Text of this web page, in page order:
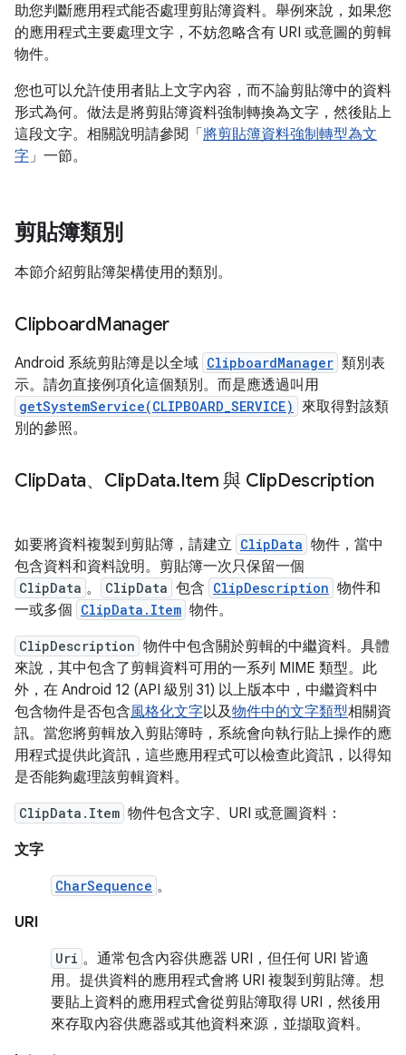
助您判斷應用程式能否處理剪貼簿資料。舉例來說，如果您
的應用程式主要處理文字，不妨忽略含有 URI 或意圖的剪輯
物件。
您也可以允許使用者貼上文字內容，而不論剪貼簿中的資料
形式為何。做法是將剪貼簿資料強制轉換為文字，然後貼上
這段文字。相關說明請參閱「 將剪貼簿資料強制轉型為文
字」一節。
剪貼簿類別
本節介紹剪貼簿架構使用的類別。
ClipboardManager
Android 系統剪貼簿是以全域 ClipboardManager 類別表
示。請勿直接例項化這個類別。而是應透過叫用
getSystemService(CLIPBOARD_SERVICE) 來取得對該類
別的參照。
ClipData、ClipData.Item 與 ClipDescription
如要將資料複製到剪貼簿，請建立 ClipData 物件，當中
包含資料和資料說明。剪貼簿一次只保留一個
ClipData 。 ClipData 包含 ClipDescription 物件和
一或多個 ClipData.Item 物件。
ClipDescription 物件中包含關於剪輯的中繼資料。具體
來說，其中包含了剪輯資料可用的一系列 MIME 類型。此
外，在 Android 12 (API 級別 31) 以上版本中，中繼資料中
包含物件是否包含風格化文字以及物件中的文字類型相關資
訊。當您將剪輯放入剪貼簿時，系統會向執行貼上操作的應
用程式提供此資訊，這些應用程式可以檢查此資訊，以得知
是否能夠處理該剪輯資料。
ClipData.Item 物件包含文字、URI 或意圖資料：
文字
CharSequence 。
URI
Uri 。通常包含內容供應器 URI，但任何 URI 皆適
用。提供資料的應用程式會將 URI 複製到剪貼簿。想
要貼上資料的應用程式會從剪貼簿取得 URI，然後用
來存取內容供應器或其他資料來源，並擷取資料。